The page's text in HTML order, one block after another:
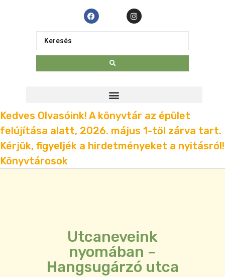
Kedves Olvasóink! A könyvtár az épület
felújítása alatt, 2026. május 1-től zárva tart.
Kérjük, figyeljék a hirdetményeket a nyitásról!
Könyvtárosok
Utcaneveink
nyomában –
Hangsugárzó utca